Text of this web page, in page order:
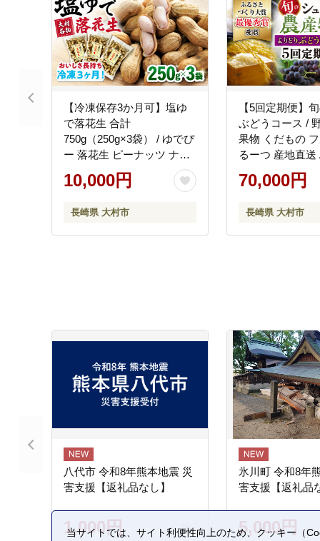
【冷凍保存3か月可】塩ゆ
で落花生 合計
750g（250g×3袋） / ゆでぴ
ー 落花生 ピーナッツ ナッ
ツ おつまみ おやつ / 大村市
/ 浦川豆店[ACZR001]
10,000円
長崎県 大村市
【5回定期便】
ぶどうコース /
果物 くだもの
るーつ 産地直送
萄 ブドウ フル
大村市 / おおむ
70,000円
長崎県 大村市
八代市 令和8年熊本地震 災
害支援【返礼品なし】
1,000円
氷川町 令和8年
害支援【返礼品
5,000円
当サイトでは、サイト利便性向上のため、クッキー（